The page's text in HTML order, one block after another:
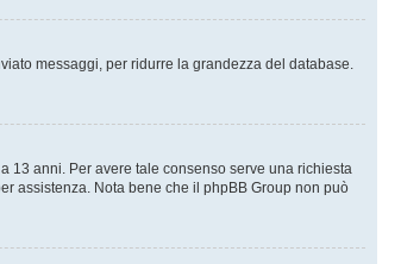
messaggi, per ridurre la grandezza del database.
13 anni. Per avere tale consenso serve una richiesta
assistenza. Nota bene che il phpBB Group non può